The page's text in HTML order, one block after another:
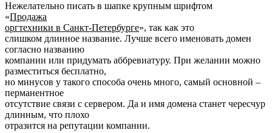
Нежелательно писать в шапке крупным шрифтом
«Продажа
оргтехники в Санкт-Петербурге», так как это
слишком длинное название. Лучше всего именовать домен
согласно названию
компании или придумать аббревиатуру. При желании можно
разместиться бесплатно,
но минусов у такого способа очень много, самый основной –
перманентное
отсутствие связи с сервером. Да и имя домена станет чересчур
длинным, что плохо
отразится на репутации компании.